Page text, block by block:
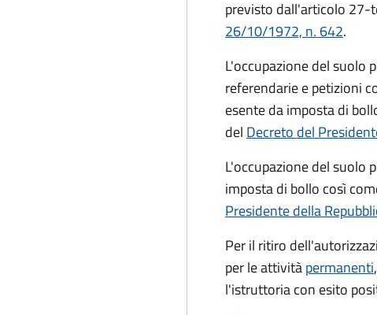
previsto dall'articolo 27-
26/10/1972, n. 642.
L'occupazione del suolo
referendarie e petizioni
esente da imposta di
del Decreto del
L'occupazione del suolo
imposta di bollo così
Presidente della
Per il ritiro
per le attivitàpermanenti
l'istruttoria con esito